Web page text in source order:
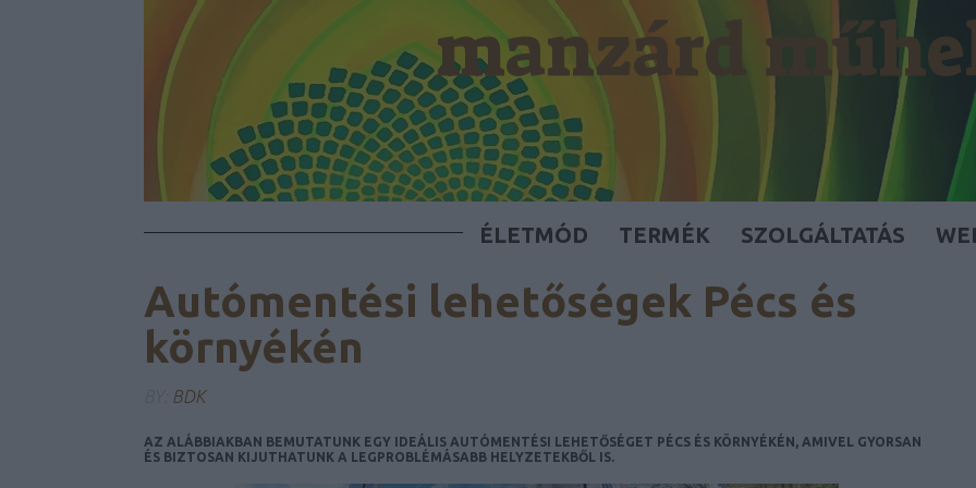
manzárd
ÉLETMÓD TERMÉK SZOLGÁLTATÁS
Autómentési lehetőségek Pécs és
környékén
BDK
AZ ALÁBBIAKBAN BEMUTATUNK EGY IDEÁLIS AUTÓMENTÉSI LEHETŐSÉGET PÉCS ÉS KÖRNYÉKÉN, AMIVEL GYORSAN
ÉS BIZTOSAN KIJUTHATUNK A LEGPROBLÉMÁSABB HELYZETEKBŐL IS.